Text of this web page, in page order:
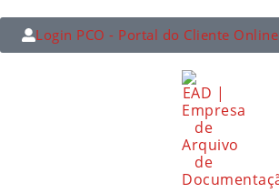
Login PCO - Portal do Cliente Online